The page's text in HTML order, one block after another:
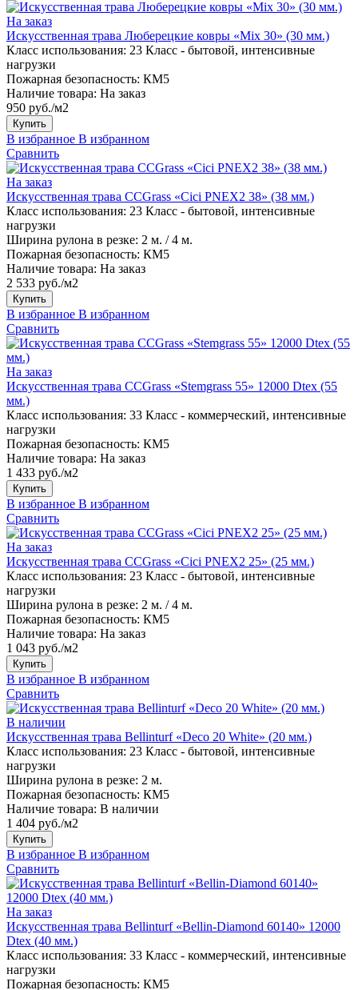
На заказ
Искусственная трава Люберецкие ковры «Mix 30» (30 мм.)
Класс использования: 23 Класс - бытовой, интенсивные
нагрузки
Пожарная безопасность: КМ5
Наличие товара: На заказ
950 руб./м2
Купить
В избранное В избранном
Сравнить
На заказ
Искусственная трава CCGrass «Cici PNEX2 38» (38 мм.)
Класс использования: 23 Класс - бытовой, интенсивные
нагрузки
Ширина рулона в резке: 2 м. / 4 м.
Пожарная безопасность: КМ5
Наличие товара: На заказ
2 533 руб./м2
Купить
В избранное В избранном
Сравнить
На заказ
Искусственная трава CCGrass «Stemgrass 55» 12000 Dtex (55
мм.)
Класс использования: 33 Класс - коммерческий, интенсивные
нагрузки
Пожарная безопасность: КМ5
Наличие товара: На заказ
1 433 руб./м2
Купить
В избранное В избранном
Сравнить
На заказ
Искусственная трава CCGrass «Cici PNEX2 25» (25 мм.)
Класс использования: 23 Класс - бытовой, интенсивные
нагрузки
Ширина рулона в резке: 2 м. / 4 м.
Пожарная безопасность: КМ5
Наличие товара: На заказ
1 043 руб./м2
Купить
В избранное В избранном
Сравнить
В наличии
Искусственная трава Bellinturf «Deco 20 White» (20 мм.)
Класс использования: 23 Класс - бытовой, интенсивные
нагрузки
Ширина рулона в резке: 2 м.
Пожарная безопасность: КМ5
Наличие товара: В наличии
1 404 руб./м2
Купить
В избранное В избранном
Сравнить
На заказ
Искусственная трава Bellinturf «Bellin-Diamond 60140» 12000
Dtex (40 мм.)
Класс использования: 33 Класс - коммерческий, интенсивные
нагрузки
Пожарная безопасность: КМ5